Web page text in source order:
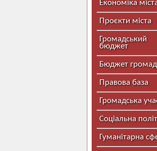
Економіка
Проєкти міста
Громадський
бюджет
Бюджет
Правова база
Громадська
Соціальна
Гуманітарна